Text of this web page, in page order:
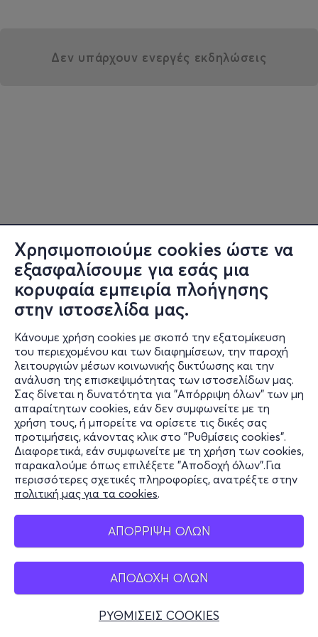
Χρησιμοποιούμε cookies ώστε να
εξασφαλίσουμε για εσάς μια
κορυφαία εμπειρία πλοήγησης
στην ιστοσελίδα μας.
Κάνουμε χρήση cookies με σκοπό την εξατομίκευση
του περιεχομένου και των διαφημίσεων, την παροχή
λειτουργιών μέσων κοινωνικής δικτύωσης και την
ανάλυση της επισκεψιμότητας των ιστοσελίδων μας.
Σας δίνεται η δυνατότητα για "Απόρριψη όλων" των μη
απαραίτητων cookies, εάν δεν συμφωνείτε με τη
χρήση τους, ή μπορείτε να ορίσετε τις δικές σας
προτιμήσεις, κάνοντας κλικ στο "Ρυθμίσεις cookies".
Διαφορετικά, εάν συμφωνείτε με τη χρήση των cookies,
παρακαλούμε όπως επιλέξετε "Αποδοχή όλων".Για
περισσότερες σχετικές πληροφορίες, ανατρέξτε στην
πολιτική μας για τα cookies.
ΑΠΟΡΡΙΨΗ ΟΛΩΝ
ΑΠΟΔΟΧΗ ΟΛΩΝ
ΡΥΘΜΙΣΕΙΣ COOKIES
Δεν υπάρχουν ενεργές εκδηλώσεις